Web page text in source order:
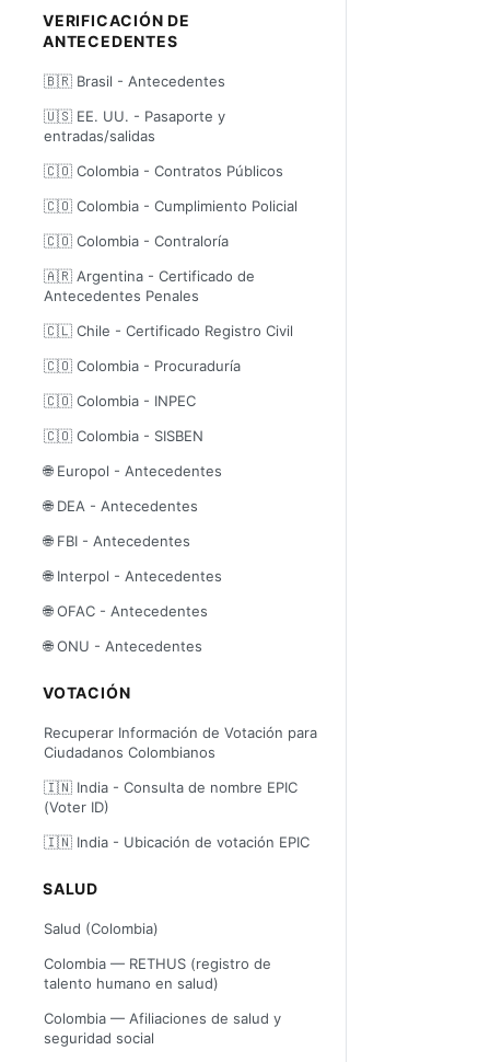
VERIFICACIÓN DE
ANTECEDENTES
🇧🇷 Brasil - Antecedentes
🇺🇸 EE. UU. - Pasaporte y
entradas/salidas
🇨🇴 Colombia - Contratos Públicos
🇨🇴 Colombia - Cumplimiento Policial
🇨🇴 Colombia - Contraloría
🇦🇷 Argentina - Certificado de
Antecedentes Penales
🇨🇱 Chile - Certificado Registro Civil
🇨🇴 Colombia - Procuraduría
🇨🇴 Colombia - INPEC
🇨🇴 Colombia - SISBEN
🌐 Europol - Antecedentes
🌐 DEA - Antecedentes
🌐 FBI - Antecedentes
🌐 Interpol - Antecedentes
🌐 OFAC - Antecedentes
🌐 ONU - Antecedentes
VOTACIÓN
Recuperar Información de Votación para
Ciudadanos Colombianos
🇮🇳 India - Consulta de nombre EPIC
(Voter ID)
🇮🇳 India - Ubicación de votación EPIC
SALUD
Salud (Colombia)
Colombia — RETHUS (registro de
talento humano en salud)
Colombia — Afiliaciones de salud y
seguridad social